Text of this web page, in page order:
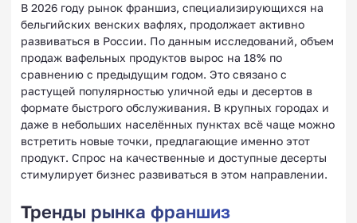
В 2026 году рынок франшиз, специализирующихся на
бельгийских венских вафлях, продолжает активно
развиваться в России. По данным исследований, объем
продаж вафельных продуктов вырос на 18% по
сравнению с предыдущим годом. Это связано с
растущей популярностью уличной еды и десертов в
формате быстрого обслуживания. В крупных городах и
даже в небольших населённых пунктах всё чаще можно
встретить новые точки, предлагающие именно этот
продукт. Спрос на качественные и доступные десерты
стимулирует бизнес развиваться в этом направлении.
Тренды рынка франшиз